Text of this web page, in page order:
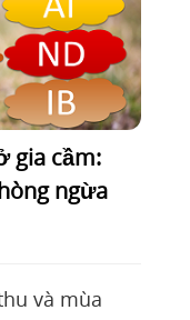
gia cầm:
ngừa
và mùa